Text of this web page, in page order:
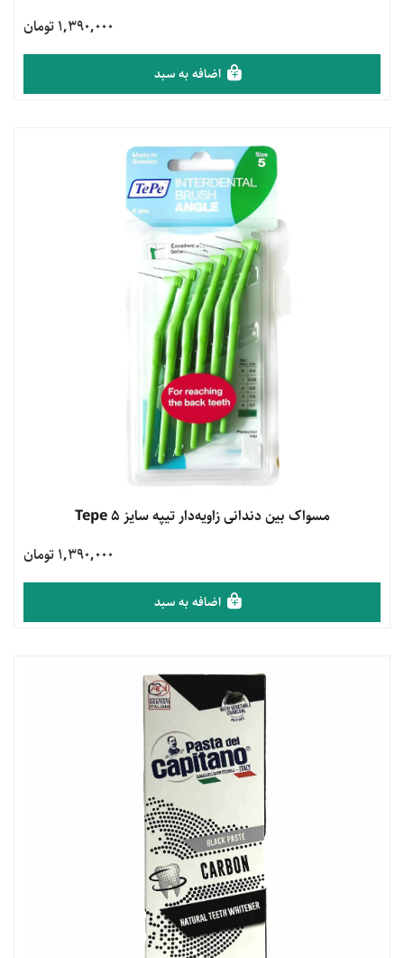
1,390,000 تومان
اضافه به سبد
مشاهده محصولمسواک بین دندانی زاویه‌دار تیپه سایز 5 Tepe
1,390,000 تومان
اضافه به سبد